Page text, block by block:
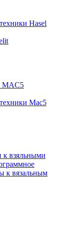
Hasel
MAC5
Mac5
к взяльными
к вязальным